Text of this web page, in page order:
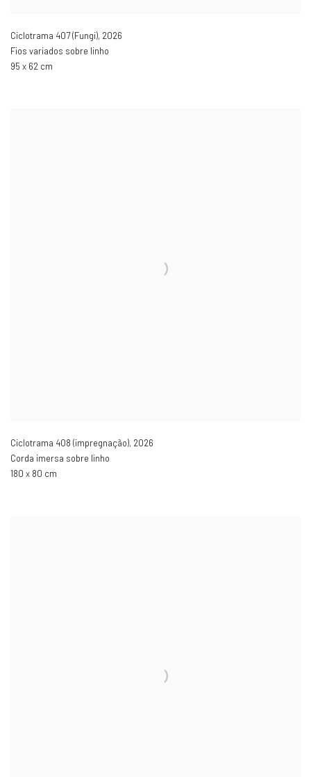
Ciclotrama 407 (Fungi), 2026
Fios variados sobre linho
95 x 62 cm
Ciclotrama 408 (impregnação), 2026
Corda imersa sobre linho
180 x 80 cm